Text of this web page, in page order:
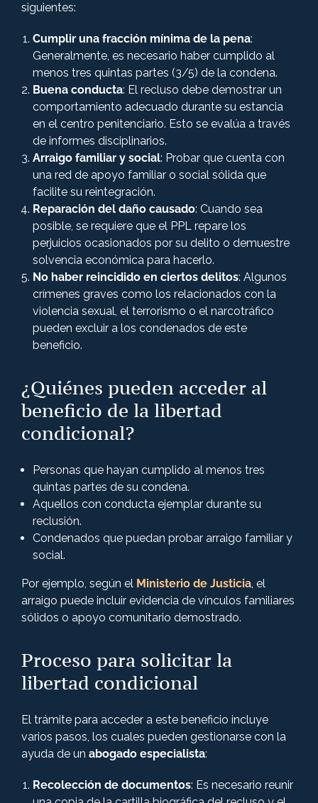
siguientes:
Cumplir una fracción mínima de la pena:
Generalmente, es necesario haber cumplido al
menos tres quintas partes (3/5) de la condena.
Buena conducta: El recluso debe demostrar un
comportamiento adecuado durante su estancia
en el centro penitenciario. Esto se evalúa a través
de informes disciplinarios.
Arraigo familiar y social: Probar que cuenta con
una red de apoyo familiar o social sólida que
facilite su reintegración.
Reparación del daño causado: Cuando sea
posible, se requiere que el PPL repare los
perjuicios ocasionados por su delito o demuestre
solvencia económica para hacerlo.
No haber reincidido en ciertos delitos: Algunos
crímenes graves como los relacionados con la
violencia sexual, el terrorismo o el narcotráfico
pueden excluir a los condenados de este
beneficio​.
¿Quiénes pueden acceder al
beneficio de la libertad
condicional?
Personas que hayan cumplido al menos tres
quintas partes de su condena.
Aquellos con conducta ejemplar durante su
reclusión.
Condenados que puedan probar arraigo familiar y
social.
Por ejemplo, según el Ministerio de Justicia, el
arraigo puede incluir evidencia de vínculos familiares
sólidos o apoyo comunitario demostrado.
Proceso para solicitar la
libertad condicional
El trámite para acceder a este beneficio incluye
varios pasos, los cuales pueden gestionarse con la
ayuda de un abogado especialista:
Recolección de documentos: Es necesario reunir